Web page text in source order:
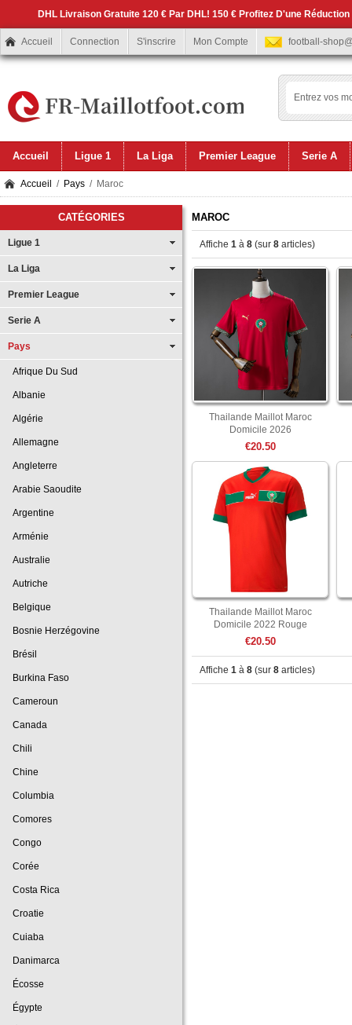
DHL Livraison Gratuite 120 € Par DHL! 150 € Profitez D'une
Accueil Connection S'inscrire Mon Compte football-
Accueil Ligue 1 La Liga Premier League Serie A
Accueil / Pays / Maroc
CATÉGORIES
Ligue 1
La Liga
Premier League
Serie A
Pays
Afrique Du Sud
Albanie
Algérie
Allemagne
Angleterre
Arabie Saoudite
Argentine
Arménie
Australie
Autriche
Belgique
Bosnie Herzégovine
Brésil
Burkina Faso
Cameroun
Canada
Chili
Chine
Columbia
Comores
Congo
Corée
Costa Rica
Croatie
Cuiaba
Danimarca
Écosse
Égypte
MAROC
Affiche 1 à 8 (sur 8 articles)
Thailande Maillot Maroc
Domicile 2026
€20.50
Thailande Maillot Maroc
Domicile 2022 Rouge
€20.50
Affiche 1 à 8 (sur 8 articles)